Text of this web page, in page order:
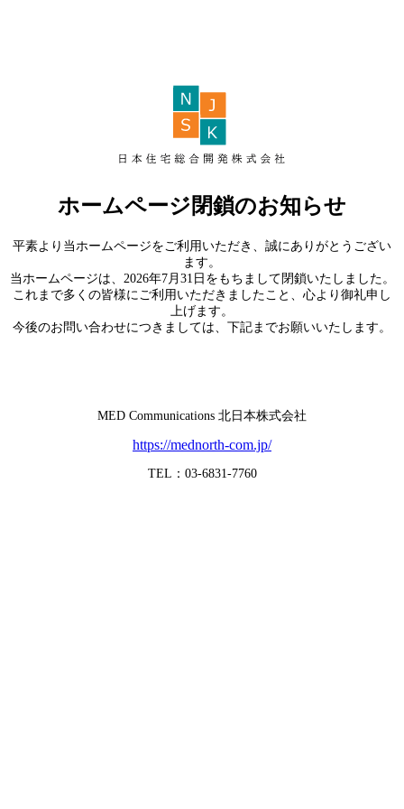
ホームページ閉鎖のお知らせ
平素より当ホームページをご利用いただき、誠にありがとうござい
ます。
当ホームページは、2026年7月31日をもちまして閉鎖いたしました。
これまで多くの皆様にご利用いただきましたこと、心より御礼申し
上げます。
今後のお問い合わせにつきましては、下記までお願いいたします。
MED Communications 北日本株式会社
https://mednorth-com.jp/
TEL：03-6831-7760